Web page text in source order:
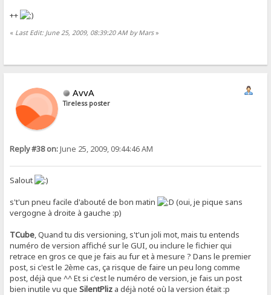
++
« Last Edit: June 25, 2009, 08:39:20 AM by Mars»
AvvA
Tireless poster
Reply #38 on:June 25, 2009, 09:44:46 AM
Salout
s't'un pneu facile d'abouté de bon matin
(oui, je pique sans
vergogne à droite à gauche :p)
TCube , Quand tu dis versioning, s't'un joli mot, mais tu entends
numéro de version affiché sur le GUI, ou inclure le fichier qui
retrace en gros ce que je fais au fur et à mesure ? Dans le premier
post, si c'est le 2ème cas, ça risque de faire un peu long comme
post, déjà que ^^ Et si c'est le numéro de version, je fais un post
bien inutile vu queSilentPliz a déjà noté où la version était :p